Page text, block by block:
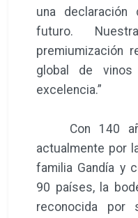
una declaración
futuro.
premiumización
global de
excelencia.”
Con 140
actualmente por
familia Gandía y
90 países, la
reconocida por